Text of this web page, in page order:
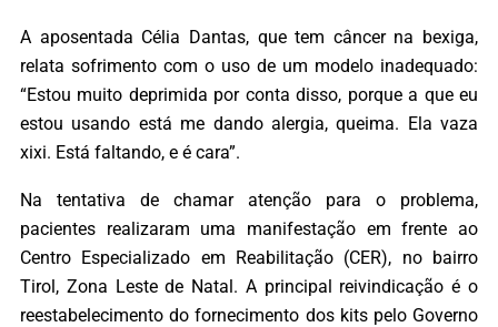
A aposentada Célia Dantas, que tem câncer na bexiga,
relata sofrimento com o uso de um modelo inadequado:
“Estou muito deprimida por conta disso, porque a que eu
estou usando está me dando alergia, queima. Ela vaza
xixi. Está faltando, e é cara”.
Na tentativa de chamar atenção para o problema,
pacientes realizaram uma manifestação em frente ao
Centro Especializado em Reabilitação (CER), no bairro
Tirol, Zona Leste de Natal. A principal reivindicação é o
reestabelecimento do fornecimento dos kits pelo Governo